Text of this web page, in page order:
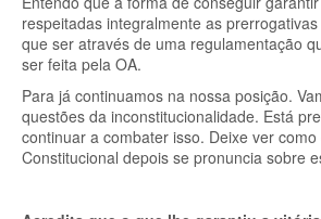
respeitadas integralmente as
que ser através de uma regulamentação
ser feita pela OA.
Para já continuamos na nossa posição.
questões da inconstitucionalidade. Está
continuar a combater isso. Deixe ver
Constitucional depois se pronuncia sobre